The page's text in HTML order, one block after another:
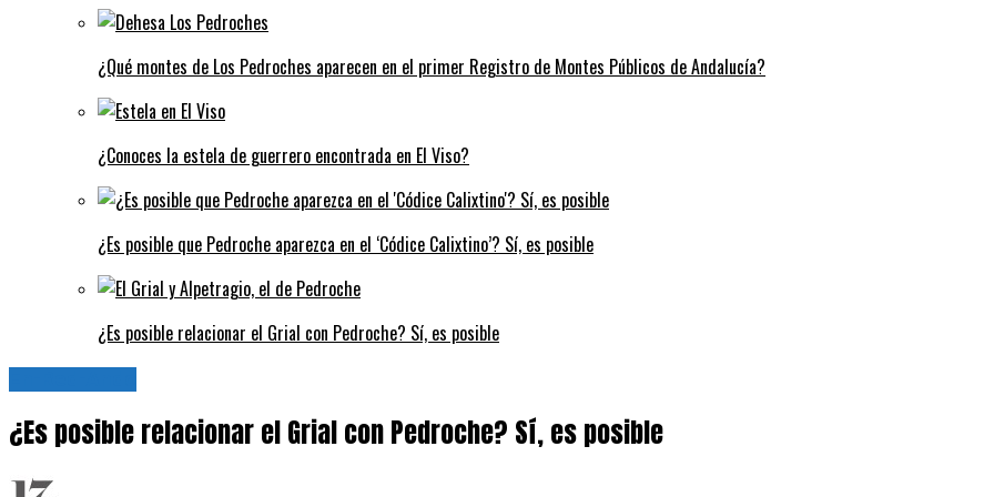
¿Qué montes de Los Pedroches aparecen en el primer Registro de Montes Públicos de Andalucía?
¿Conoces la estela de guerrero encontrada en El Viso?
¿Es posible que Pedroche aparezca en el ‘Códice Calixtino’? Sí, es posible
¿Es posible relacionar el Grial con Pedroche? Sí, es posible
¿Es posible relacionar el Grial con Pedroche? Sí, es posible